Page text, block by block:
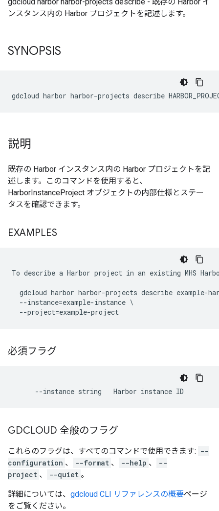
ンスタンス内の Harbor プロジェクトを記述します。
SYNOPSIS
説明
既存の Harbor インスタンス内の Harbor プロジェクトを記
述します。このコマンドを使用すると、
HarborInstanceProject オブジェクトの内部仕様とステー
タスを確認できます。
EXAMPLES
To describe a Harbor project in an existing MHS
gdcloud harbor harbor-projects describe example-
  --instance=example-instance \
必須フラグ
GDCLOUD 全般のフラグ
これらのフラグは、すべてのコマンドで使用できます: --
configuration 、 --format 、 --help 、
--
project 、 --quiet 。
詳細については、 gdcloud CLI リファレンスの概要ページ
をご覧ください。